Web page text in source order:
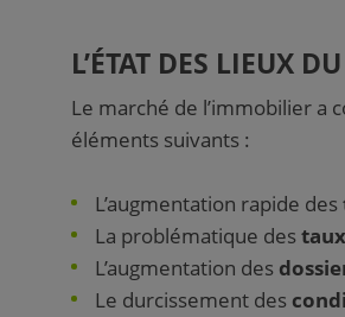
L’ÉTAT DES LIEUX
Le marché de l’immobilier a
éléments suivants :
L’augmentation rapide des
La problématique des
L’augmentation des
Le durcissement des